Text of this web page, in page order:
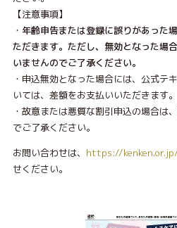
【注意事項】
・ 年齢申告または登録に誤りがあった
ただきます。ただし、無効となった場
いませんのでご了承ください。
・申込無効となった場合には、公式テ
いては、差額をお支払いいただきます。
・故意または悪質な割引申込の場合は
でご了承ください。
お問い合わせは、 https://
せください。